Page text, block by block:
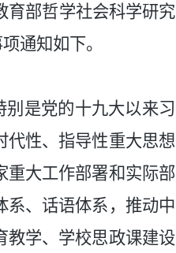
育部哲学社会科学研究
通知如下。
是党的十九大以来习
代性、指导性重大思想
重大工作部署和实际部
系、话语体系，推动中
教学、学校思政课建设